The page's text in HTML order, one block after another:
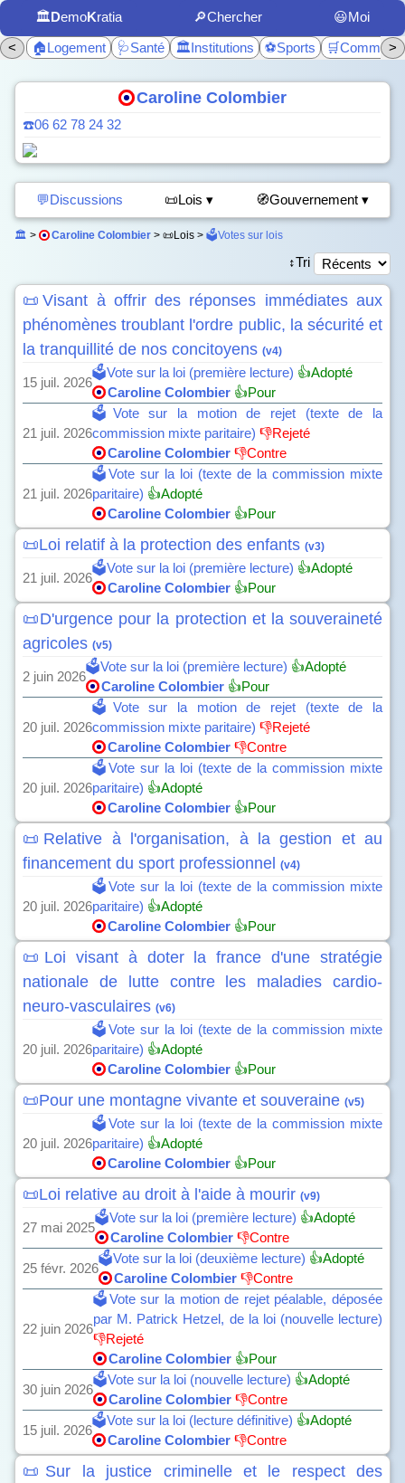
🏛️DemoKratia 🔎Chercher
😃Moi
<
🏠Logement 🩺Santé 🏛️Institutions ⚽Sports >
Caroline Colombier
☎️06 62 78 24 32
💬Discussions 📜Lois ▾ 🧭Gouvernement ▾
🏛️ > Caroline Colombier > 📜Lois > 🗳️Votes sur lois
↕️Tri
📜Visant à offrir des réponses immédiates aux
phénomènes troublant l'ordre public, la sécurité et
la tranquillité de nos concitoyens (v4)
15 juil. 2026
🗳️Vote sur la loi (première lecture) 👍Adopté
Caroline Colombier 👍Pour
21 juil. 2026
🗳️Vote sur la motion de rejet (texte de la
commission mixte paritaire) 👎Rejeté
Caroline Colombier 👎Contre
21 juil. 2026
🗳️Vote sur la loi (texte de la commission mixte
paritaire) 👍Adopté
Caroline Colombier 👍Pour
📜Loi relatif à la protection des enfants (v3)
21 juil. 2026
🗳️Vote sur la loi (première lecture) 👍Adopté
Caroline Colombier 👍Pour
📜D'urgence pour la protection et la souveraineté
agricoles (v5)
2 juin 2026
🗳️Vote sur la loi (première lecture) 👍Adopté
Caroline Colombier 👍Pour
20 juil. 2026
🗳️Vote sur la motion de rejet (texte de la
commission mixte paritaire) 👎Rejeté
Caroline Colombier 👎Contre
20 juil. 2026
🗳️Vote sur la loi (texte de la commission mixte
paritaire) 👍Adopté
Caroline Colombier 👍Pour
📜Relative à l'organisation, à la gestion et au
financement du sport professionnel
(v4)
20 juil. 2026
🗳️Vote sur la loi (texte de la commission mixte
paritaire) 👍Adopté
Caroline Colombier 👍Pour
📜Loi visant à doter la france d'une stratégie
nationale de lutte contre les maladies cardio-
neuro-vasculaires (v6)
20 juil. 2026
🗳️Vote sur la loi (texte de la commission mixte
paritaire) 👍Adopté
Caroline Colombier 👍Pour
📜Pour une montagne vivante et souveraine (v5)
20 juil. 2026
🗳️Vote sur la loi (texte de la commission mixte
paritaire) 👍Adopté
Caroline Colombier 👍Pour
📜Loi relative au droit à l'aide à mourir (v9)
27 mai 2025
🗳️Vote sur la loi (première lecture) 👍Adopté
Caroline Colombier 👎Contre
25 févr. 2026
🗳️Vote sur la loi (deuxième lecture) 👍Adopté
Caroline Colombier 👎Contre
22 juin 2026
🗳️Vote sur la motion de rejet péalable, déposée
par M. Patrick Hetzel, de la loi (nouvelle lecture)
👎Rejeté
Caroline Colombier 👍Pour
30 juin 2026
🗳️Vote sur la loi (nouvelle lecture) 👍Adopté
Caroline Colombier 👎Contre
15 juil. 2026
🗳️Vote sur la loi (lecture définitive) 👍Adopté
Caroline Colombier 👎Contre
📜Sur la justice criminelle et le respect des